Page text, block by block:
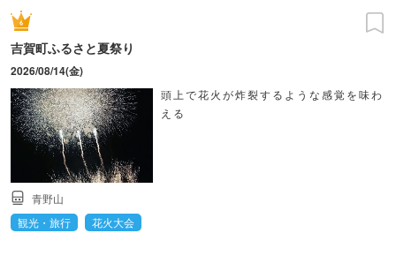
吉賀町ふるさと夏祭り
2026/08/14(金)
頭上で花火が炸裂するような感覚を味わ
える
青野山
観光・旅行
花火大会